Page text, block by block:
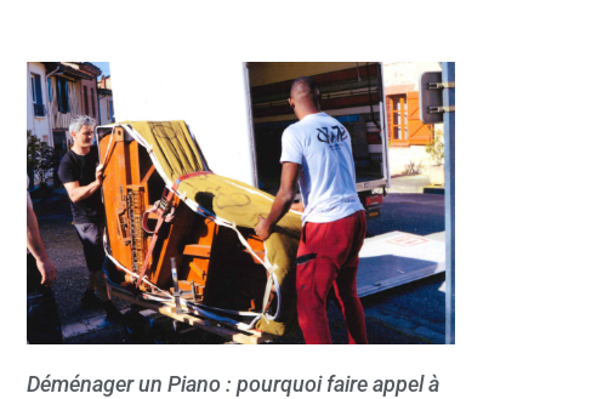
Déménager un Piano : pourquoi faire appel à